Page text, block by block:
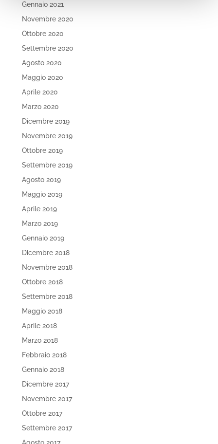
Gennaio 2021
Novembre 2020
Ottobre 2020
Settembre 2020
Agosto 2020
Maggio 2020
Aprile 2020
Marzo 2020
Dicembre 2019
Novembre 2019
Ottobre 2019
Settembre 2019
Agosto 2019
Maggio 2019
Aprile 2019
Marzo 2019
Gennaio 2019
Dicembre 2018
Novembre 2018
Ottobre 2018
Settembre 2018
Maggio 2018
Aprile 2018
Marzo 2018
Febbraio 2018
Gennaio 2018
Dicembre 2017
Novembre 2017
Ottobre 2017
Settembre 2017